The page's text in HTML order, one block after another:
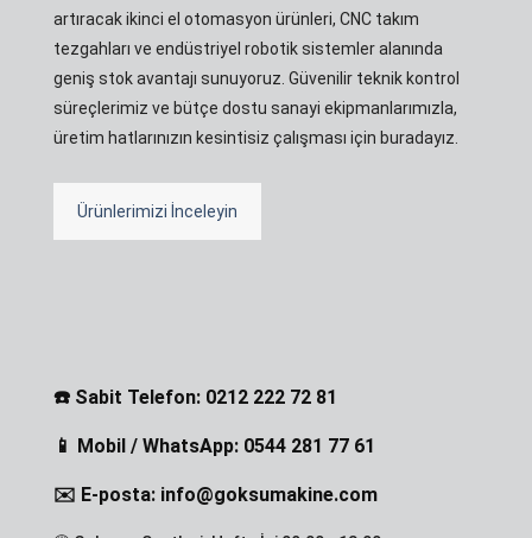
artıracak ikinci el otomasyon ürünleri, CNC takım
tezgahları ve endüstriyel robotik sistemler alanında
geniş stok avantajı sunuyoruz. Güvenilir teknik kontrol
süreçlerimiz ve bütçe dostu sanayi ekipmanlarımızla,
üretim hatlarınızın kesintisiz çalışması için buradayız.
Ürünlerimizi İnceleyin
☎️ Sabit Telefon: 0212 222 72 81
📱 Mobil / WhatsApp: 0544 281 77 61
✉️ E-posta: info@goksumakine.com